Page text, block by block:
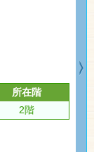
所在階
2階